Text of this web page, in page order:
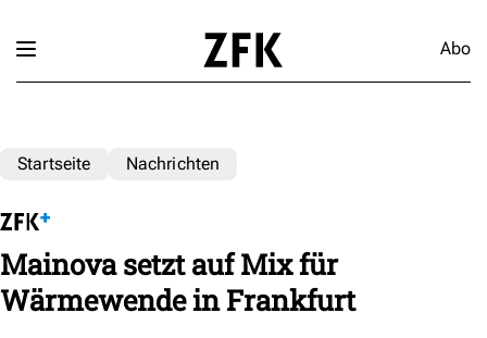
Abo
Startseite Nachrichten
Mainova setzt auf Mix für
Wärmewende in Frankfurt